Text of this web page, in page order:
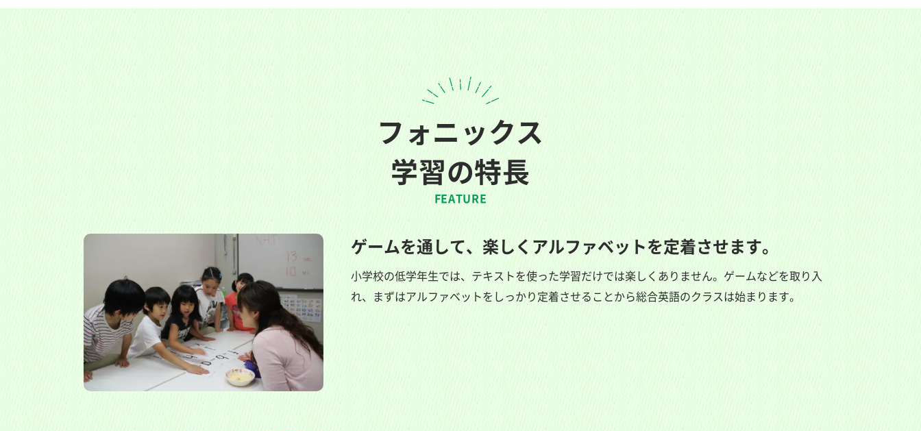
フォニックス
学習の特長
FEATURE
ゲームを通して、楽しくアルファベットを定着させます。
小学校の低学年生では、テキストを使った学習だけでは楽しくありません。ゲームなどを取り入
れ、まずはアルファベットをしっかり定着させることから総合英語のクラスは始まります。